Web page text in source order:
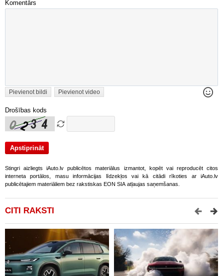
Komentārs
Pievienot bildi Pievienot video
Drošības kods
Stingri aizliegts iAuto.lv publicētos materiālus izmantot, kopēt vai reproducēt citos
interneta portālos, masu informācijas līdzekļos vai kā citādi rīkoties ar iAuto.lv
publicētajiem materiāliem bez rakstiskas EON SIA atļaujas saņemšanas.
CITI RAKSTI